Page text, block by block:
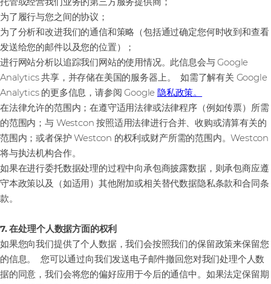
为了履行与您之间的协议；
为了分析和改进我们的通信和策略（包括通过确定您何时收到和查看
发送给您的邮件以及您的位置）；
进行网站分析以追踪我们网站的使用情况。此信息会与 Google
Analytics 共享，并存储在美国的服务器上。 如需了解有关 Google
Analytics 的更多信息，请参阅 Google 隐私政策。
在法律允许的范围内；在遵守适用法律或法律程序（例如传票）所需
的范围内；与 Westcon 按照适用法律进行合并、收购或清算有关的
范围内；或者保护 Westcon 的权利或财产所需的范围内。Westcon
将与执法机构合作。
如果在进行委托数据处理的过程中向承包商披露数据，则承包商应遵
守本政策以及（如适用）其他附加或相关替代数据隐私条款和合同条
款。
7. 在处理个人数据方面的权利
如果您向我们提供了个人数据，我们会按照我们的保留政策来保留您
的信息。 您可以通过向我们发送电子邮件撤回您对我们处理个人数
据的同意，我们会将您的偏好应用于今后的通信中。如果法定保留期